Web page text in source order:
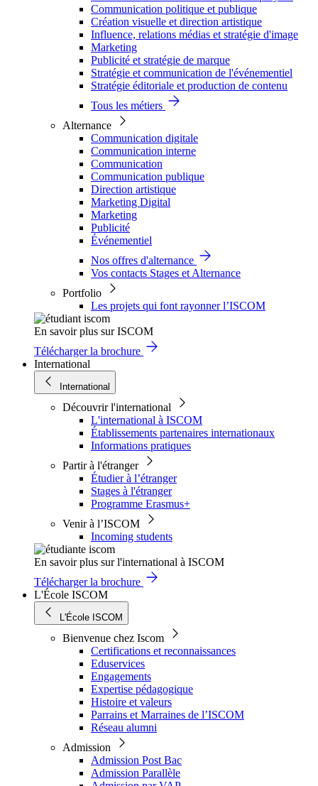
Communication politique et publique
Création visuelle et direction artistique
Influence, relations médias et stratégie d'image
Marketing
Publicité et stratégie de marque
Stratégie et communication de l'événementiel
Stratégie éditoriale et production de contenu
Tous les métiers
Alternance
Communication digitale
Communication interne
Communication
Communication publique
Direction artistique
Marketing Digital
Marketing
Publicité
Événementiel
Nos offres d'alternance
Vos contacts Stages et Alternance
Portfolio
Les projets qui font rayonner l’ISCOM
En savoir plus sur ISCOM
Télécharger la brochure
International
International
Découvrir l'international
L'international à ISCOM
Établissements partenaires internationaux
Informations pratiques
Partir à l'étranger
Étudier à l’étranger
Stages à l'étranger
Programme Erasmus+
Venir à l’ISCOM
Incoming students
En savoir plus sur l'international à ISCOM
Télécharger la brochure
L'École ISCOM
L'École ISCOM
Bienvenue chez Iscom
Certifications et reconnaissances
Eduservices
Engagements
Expertise pédagogique
Histoire et valeurs
Parrains et Marraines de l’ISCOM
Réseau alumni
Admission
Admission Post Bac
Admission Parallèle